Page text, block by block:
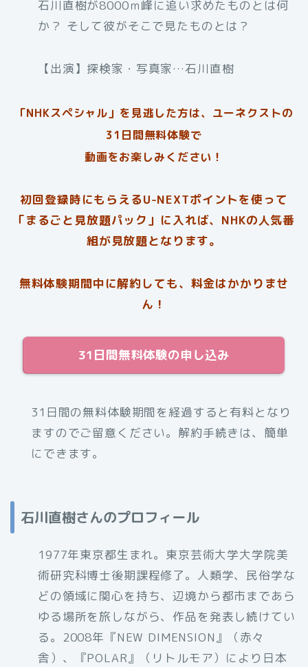
石川直樹が8000ｍ峰に追い求めたものとは何
か？ そして彼がそこで見たものとは？
【出演】探検家・写真家…石川直樹
「NHKスペシャル」を見逃した方は、ユーネクストの
31日間無料体験で
動画をお楽しみください！
初回登録時にもらえるU-NEXTポイントを使って
「まるごと見放題パック」に入れば、NHKの人気番
組が見放題となります。
無料体験期間中に解約しても、料金はかかりませ
ん！
31日間無料体験の申し込み
31日間の無料体験期間を経過すると有料となり
ますのでご留意ください。解約手続きは、簡単
にできます。
石川直樹さんのプロフィール
1977年東京都生まれ。東京芸術大学大学院美
術研究科博士後期課程修了。人類学、民俗学な
どの領域に関心を持ち、辺境から都市まであら
ゆる場所を旅しながら、作品を発表し続けてい
る。2008年『NEW DIMENSION』（赤々
舎）、『POLAR』（リトルモア）により日本